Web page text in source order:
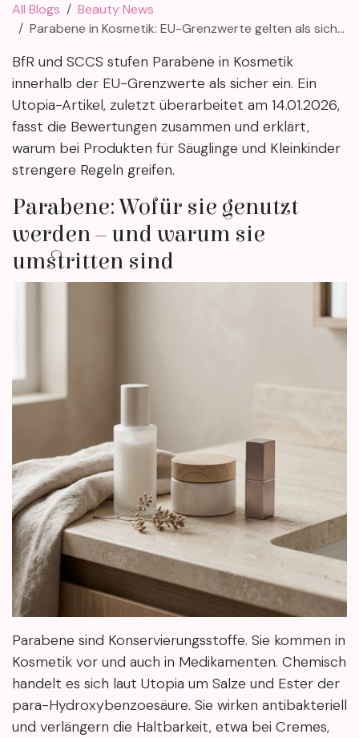
All Blogs
Beauty News
Parabene in Kosmetik: EU-Grenzwerte gelten als sicher
BfR und SCCS stufen Parabene in Kosmetik
innerhalb der EU-Grenzwerte als sicher ein. Ein
Utopia-Artikel, zuletzt überarbeitet am 14.01.2026,
fasst die Bewertungen zusammen und erklärt,
warum bei Produkten für Säuglinge und Kleinkinder
strengere Regeln greifen.
Parabene: Wofür sie genutzt
werden – und warum sie
umstritten sind
Parabene sind Konservierungsstoffe. Sie kommen in
Kosmetik vor und auch in Medikamenten. Chemisch
handelt es sich laut Utopia um Salze und Ester der
para-Hydroxybenzoesäure. Sie wirken antibakteriell
und verlängern die Haltbarkeit, etwa bei Cremes,